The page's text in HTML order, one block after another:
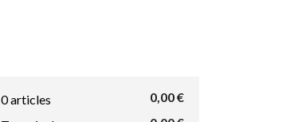
0 articles
0,00 €